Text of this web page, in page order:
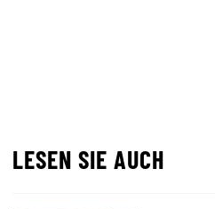
LESEN SIE AUCH